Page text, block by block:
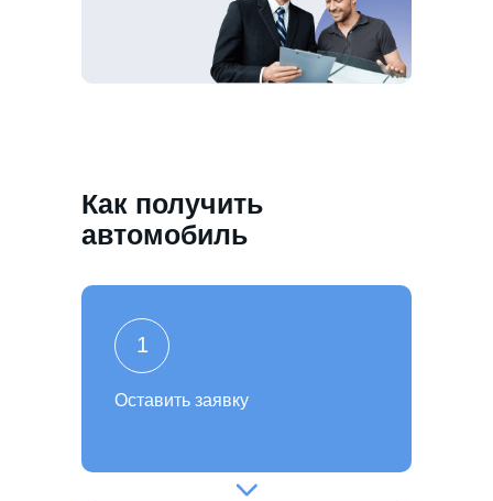
Как получить
автомобиль
Оставить заявку
1